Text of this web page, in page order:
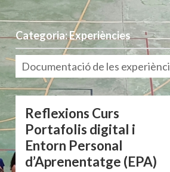
Categoria: Experiències
Documentació de les
Reflexions Curs
Portafolis digital i
Entorn Personal
d’Aprenentatge (EPA)